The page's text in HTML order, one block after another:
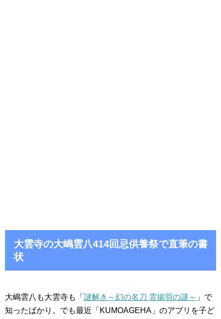
大雲寺の大嶋雲八414回忌供養祭で直筆の書
状
大嶋雲八も大雲寺も「 謎解き～幻の名刀 雲揚羽の謎～ 」で
知ったばかり。でも最近「KUMOAGEHA」のアプリを子ど